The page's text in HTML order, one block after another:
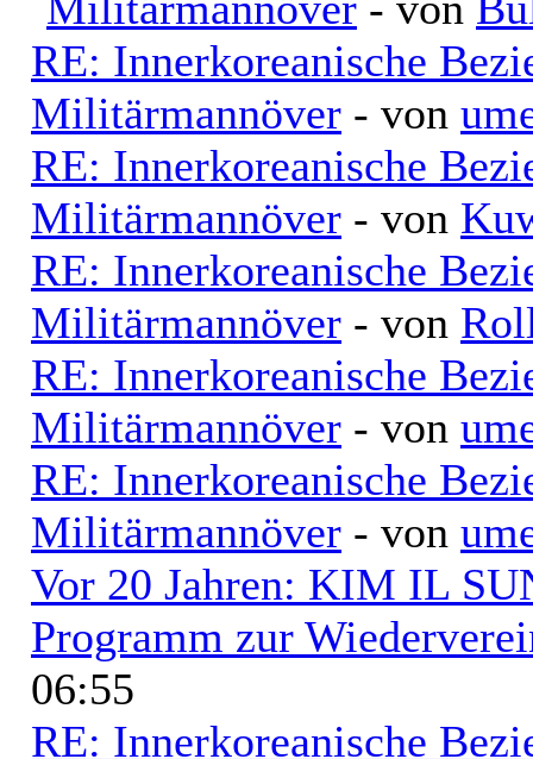
RE: Innerkoreanische
Militärmannöver - von
RE: Innerkoreanische
Militärmannöver - von
RE: Innerkoreanische
Militärmannöver - von
RE: Innerkoreanische
Militärmannöver - von
RE: Innerkoreanische
Militärmannöver - von
Vor 20 Jahren: KIM IL
Programm zur
06:55
RE: Innerkoreanische